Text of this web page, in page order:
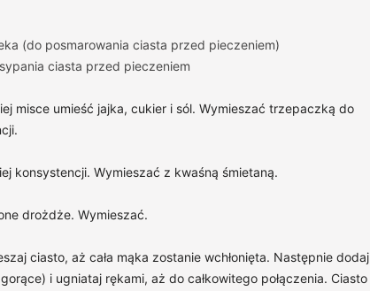
(do posmarowania ciasta przed pieczeniem)
ciasta przed pieczeniem
misce umieść jajka, cukier i sól. Wymieszać trzepaczką do
konsystencji. Wymieszać z kwaśną śmietaną.
drożdże. Wymieszać.
ciasto, aż cała mąka zostanie wchłonięta. Następnie dodaj
i ugniataj rękami, aż do całkowitego połączenia. Ciasto